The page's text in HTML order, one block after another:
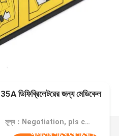
ডিফিব্রিলেটরের জন্য মেডিকেল
মূল্য：Negotiation, pls contact me
আমাদের সাথে যোগাযোগ